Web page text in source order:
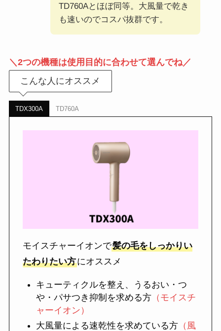
TD760Aとほぼ同等。大風量で乾き
も速いのでコスパ抜群です。
＼2つの機種は使用目的に合わせて選んでね／
こんな人にオススメ
TDX300A TD760A
モイスチャーイオンで髪の毛をしっかりい
たわりたい方にオススメ
キューティクルを整え、うるおい・つ
や・パサつき抑制を求める方（モイスチ
ャーイオン）
大風量による速乾性を求めている方（風